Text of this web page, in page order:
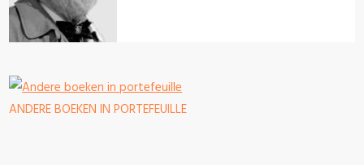
ANDERE BOEKEN IN PORTEFEUILLE